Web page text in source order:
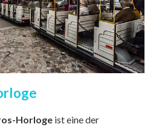
Horloge ist eine der